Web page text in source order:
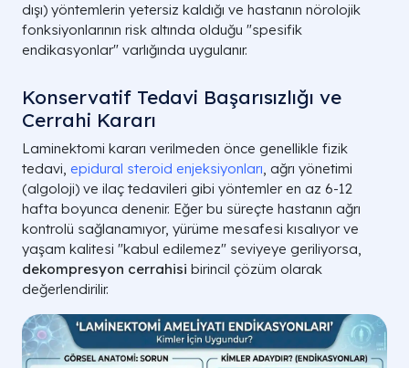
dışı) yöntemlerin yetersiz kaldığı ve hastanın nörolojik
fonksiyonlarının risk altında olduğu "spesifik
endikasyonlar" varlığında uygulanır.
Konservatif Tedavi Başarısızlığı ve
Cerrahi Kararı
Laminektomi kararı verilmeden önce genellikle fizik
tedavi, epidural steroid enjeksiyonları, ağrı yönetimi
(algoloji) ve ilaç tedavileri gibi yöntemler en az 6-12
hafta boyunca denenir. Eğer bu süreçte hastanın ağrı
kontrolü sağlanamıyor, yürüme mesafesi kısalıyor ve
yaşam kalitesi "kabul edilemez" seviyeye geriliyorsa,
dekompresyon cerrahisi birincil çözüm olarak
değerlendirilir.